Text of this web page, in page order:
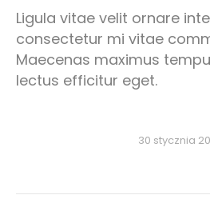
Ligula vitae velit ornare
consectetur mi vitae
Maecenas maximus
lectus efficitur eget.
30 stycznia